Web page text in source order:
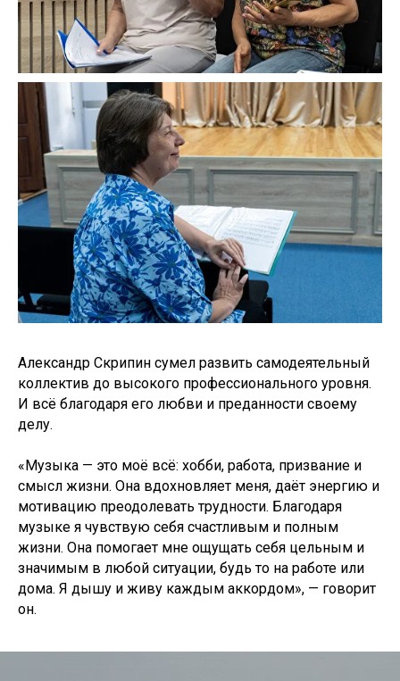
Александр Скрипин сумел развить самодеятельный
коллектив до высокого профессионального уровня.
И всё благодаря его любви и преданности своему
делу.
«Музыка — это моё всё: хобби, работа, призвание и
смысл жизни. Она вдохновляет меня, даёт энергию и
мотивацию преодолевать трудности. Благодаря
музыке я чувствую себя счастливым и полным
жизни. Она помогает мне ощущать себя цельным и
значимым в любой ситуации, будь то на работе или
дома. Я дышу и живу каждым аккордом», — говорит
он.